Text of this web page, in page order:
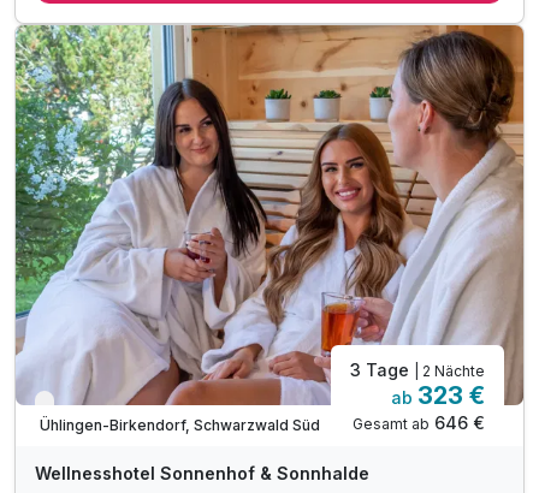
1x Flasche Wasser und Obst auf dem Zimmer
inkl. Leihbademantel
inkl. Nutzung ÖPNV
inkl. WLan
inkl. aller Fahrten des ÖV
Verfügbar bis Dezember
Ühlingen-Birkendorf, Schwarzwald Süd
3 Tage | 2 Nächte
ab 323 €
Gesamt ab 646 €
Wellnesshotel Sonnenhof & Sonnhalde